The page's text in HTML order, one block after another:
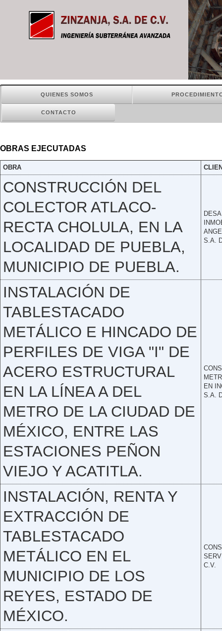
QUIENES SOMOS
CONTACTO
OBRAS EJECUTADAS
OBRA
CONSTRUCCIÓN DEL
COLECTOR ATLACO-
RECTA CHOLULA, EN LA
LOCALIDAD DE PUEBLA,
MUNICIPIO DE PUEBLA.
S.A.
INSTALACIÓN DE
TABLESTACADO
METÁLICO E HINCADO DE
PERFILES DE VIGA "I" DE
ACERO ESTRUCTURAL
EN LA LÍNEA A DEL
METRO DE LA CIUDAD DE
MÉXICO, ENTRE LAS
ESTACIONES PEÑON
VIEJO Y ACATITLA.
EN
S.A.
INSTALACIÓN, RENTA Y
EXTRACCIÓN DE
TABLESTACADO
METÁLICO EN EL
MUNICIPIO DE LOS
REYES, ESTADO DE
MÉXICO.
C.V.